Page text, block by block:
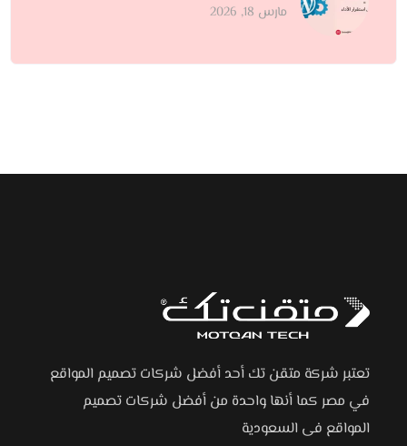
مارس 18, 2026
تعتبر شركة متقن تك أحد أفضل شركات تصميم المواقع
في مصر كما أنها واحدة من أفضل شركات تصميم
المواقع فى السعودية